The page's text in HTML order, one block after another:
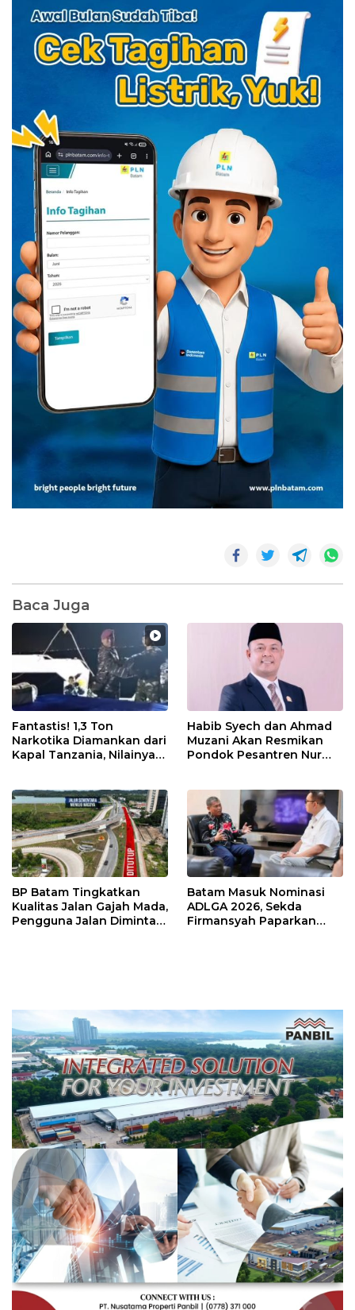
Baca Juga
Fantastis! 1,3 Ton
Narkotika Diamankan dari
Kapal Tanzania, Nilainya
Habib Syech dan Ahmad
Muzani Akan Resmikan
Pondok Pesantren Nur
BP Batam Tingkatkan
Kualitas Jalan Gajah Mada,
Pengguna Jalan Diminta
Batam Masuk Nominasi
ADLGA 2026, Sekda
Firmansyah Paparkan